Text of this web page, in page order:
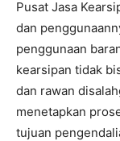
Pusat Jasa
dan
penggunaan
kearsipan tidak
dan rawan
menetapkan
tujuan